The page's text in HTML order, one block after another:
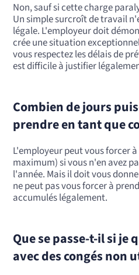
Non, sauf si cette charge
Un simple surcroît de travail
légale. L'employeur doit
crée une situation
vous respectez les délais de
est difficile à justifier
Combien de jours
prendre en tant que
L'employeur peut vous forcer
maximum) si vous n'en avez
l'année. Mais il doit vous
ne peut pas vous forcer à
accumulés légalement.
Que se passe-t-il si je
avec des congés non